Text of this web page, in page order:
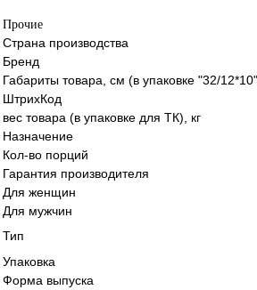
Прочие
Страна производства
Бренд
Габариты товара, см (в упаковке "32/
ШтрихКод
вес товара (в упаковке для ТК), кг
Назначение
Кол-во порций
Гарантия производителя
Для женщин
Для мужчин
Тип
Упаковка
Форма выпуска